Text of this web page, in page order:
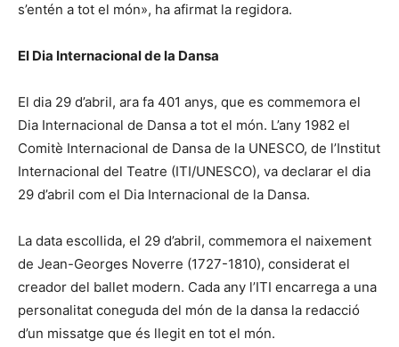
s’entén a tot el món», ha afirmat la regidora.
El Dia Internacional de la Dansa
El dia 29 d’abril, ara fa 401 anys, que es commemora el
Dia Internacional de Dansa a tot el món. L’any 1982 el
Comitè Internacional de Dansa de la UNESCO, de l’Institut
Internacional del Teatre (ITI/UNESCO), va declarar el dia
29 d’abril com el Dia Internacional de la Dansa.
La data escollida, el 29 d’abril, commemora el naixement
de Jean-Georges Noverre (1727-1810), considerat el
creador del ballet modern. Cada any l’ITI encarrega a una
personalitat coneguda del món de la dansa la redacció
d’un missatge que és llegit en tot el món.